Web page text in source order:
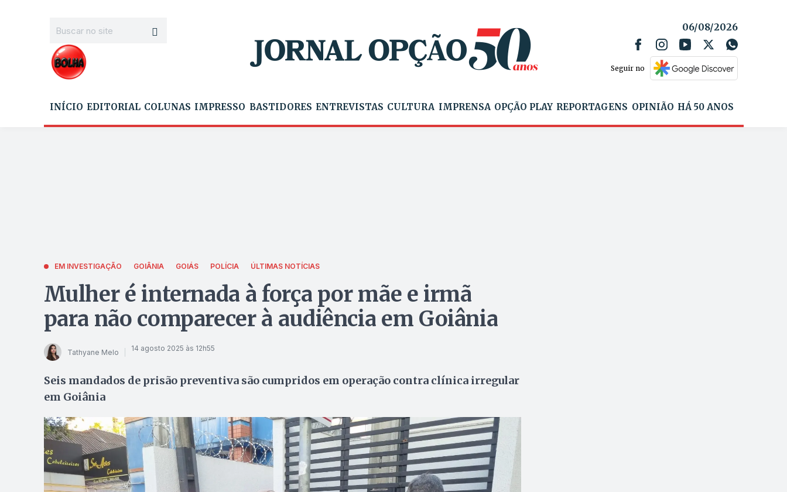
06/08/2026
Seguir no
INÍCIO EDITORIAL COLUNAS IMPRESSO BASTIDORES ENTREVISTAS CULTURA IMPRENSA OPÇÃO PLAY REPORTAGENS OPINIÃO HÁ 50 ANOS
EM INVESTIGAÇÃO GOIÂNIA GOIÁS POLÍCIA ÚLTIMAS NOTÍCIAS
Mulher é internada à força por mãe e irmã
para não comparecer à audiência em Goiânia
Tathyane Melo 14 agosto 2025 às 12h55
Seis mandados de prisão preventiva são cumpridos em operação contra clínica irregular
em Goiânia